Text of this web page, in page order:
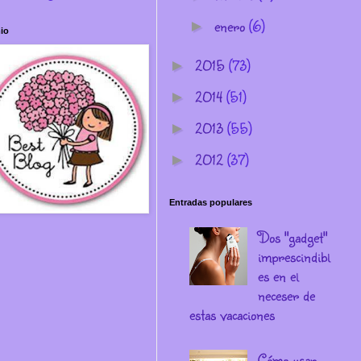
► enero(6)
► 2015(73)
► 2014(51)
► 2013(55)
► 2012(37)
Entradas populares
Dos "gadget"
imprescindibl
es en el
neceser de
estas vacaciones